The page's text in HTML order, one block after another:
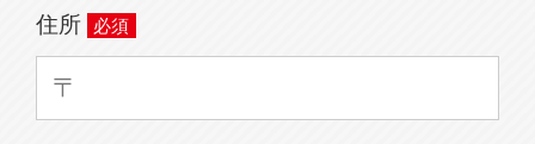
住所